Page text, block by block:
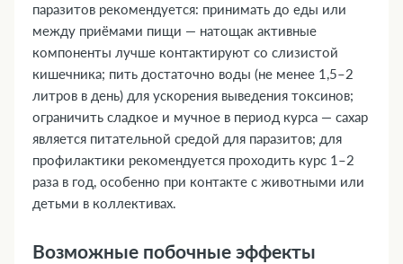
паразитов рекомендуется: принимать до еды или
между приёмами пищи — натощак активные
компоненты лучше контактируют со слизистой
кишечника; пить достаточно воды (не менее 1,5–2
литров в день) для ускорения выведения токсинов;
ограничить сладкое и мучное в период курса — сахар
является питательной средой для паразитов; для
профилактики рекомендуется проходить курс 1–2
раза в год, особенно при контакте с животными или
детьми в коллективах.
Возможные побочные эффекты